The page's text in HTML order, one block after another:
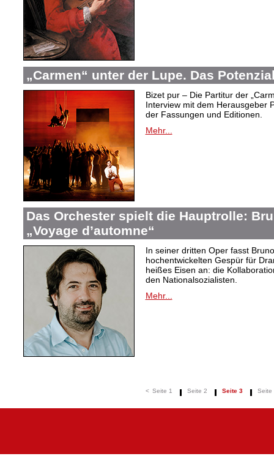
„Carmen“ unter der Lupe. Das
Bizet pur – Die Partitur der
Interview mit dem Herausgeber
der Fassungen und Editionen.
Mehr...
Das Orchester spielt die Hauptrolle:
„Voyage d’automne“
In seiner dritten Oper fasst
hochentwickelten Gespür für
heißes Eisen an: die
den Nationalsozialisten.
Mehr...
< Seite 1 Seite 2 Seite 3 Seite